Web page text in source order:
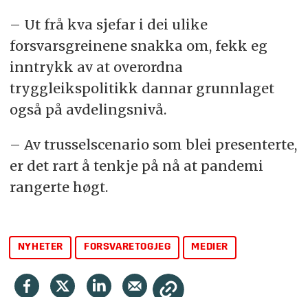
– Ut frå kva sjefar i dei ulike
forsvarsgreinene snakka om, fekk eg
inntrykk av at overordna
tryggleikspolitikk dannar grunnlaget
også på avdelingsnivå.
– Av trusselscenario som blei presenterte,
er det rart å tenkje på nå at pandemi
rangerte høgt.
NYHETER FORSVARETOGJEG MEDIER